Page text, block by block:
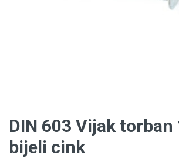
DIN 603 Vijak torban
bijeli cink